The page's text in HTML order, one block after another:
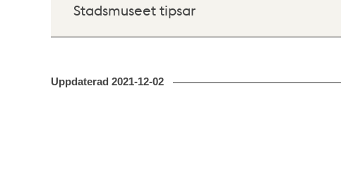
Stadsmuseet tipsar
Uppdaterad 2021-12-02